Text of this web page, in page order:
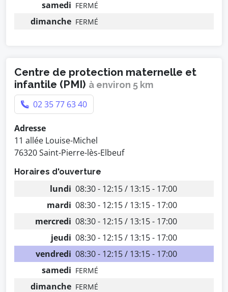
samedi FERMÉ
dimanche FERMÉ
Centre de protection maternelle et
infantile (PMI) à environ 5 km
02 35 77 63 40
Adresse
11 allée Louise-Michel
76320 Saint-Pierre-lès-Elbeuf
Horaires d'ouverture
lundi 08:30 - 12:15 / 13:15 - 17:00
mardi 08:30 - 12:15 / 13:15 - 17:00
mercredi 08:30 - 12:15 / 13:15 - 17:00
jeudi 08:30 - 12:15 / 13:15 - 17:00
vendredi 08:30 - 12:15 / 13:15 - 17:00
samedi FERMÉ
dimanche FERMÉ